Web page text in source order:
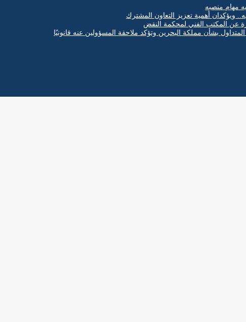
مهام منصبه
ويؤكدان أهمية تعزيز التعاون المشترك
بشأن مملكة البحرين وتؤكد ملاحقة المسؤولين عنه قانونيًا